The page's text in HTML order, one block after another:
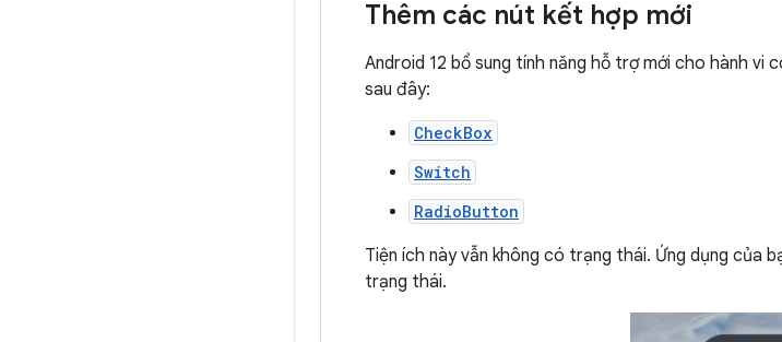
Thêm các nút kết hợp mới
Android 12 bổ sung tính năng hỗ trợ mới cho hành
sau đây:
CheckBox
Switch
RadioButton
Tiện ích này vẫn không có trạng thái. Ứng dụng của
trạng thái.